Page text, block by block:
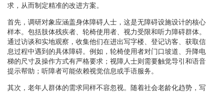
求，从而制定精准的改进方案。
首先，调研对象应涵盖身体障碍人士，这是无障碍设施设计的核心
样本。包括肢体残疾者、轮椅使用者、视力受限和听力障碍群体。
通过访谈和实地观察，收集他们在进出写字楼、登记访客、获取信
息过程中遇到的具体障碍。例如，轮椅使用者对门口坡道、升降电
梯的尺寸及操作方式有严格要求；视障人士则需要触觉导引和语音
提示帮助；听障者可能依赖视觉信息或手语服务。
其次，老年人群体的需求同样不容忽视。随着社会老龄化趋势，写